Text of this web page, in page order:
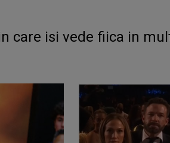
care isi vede fiica in